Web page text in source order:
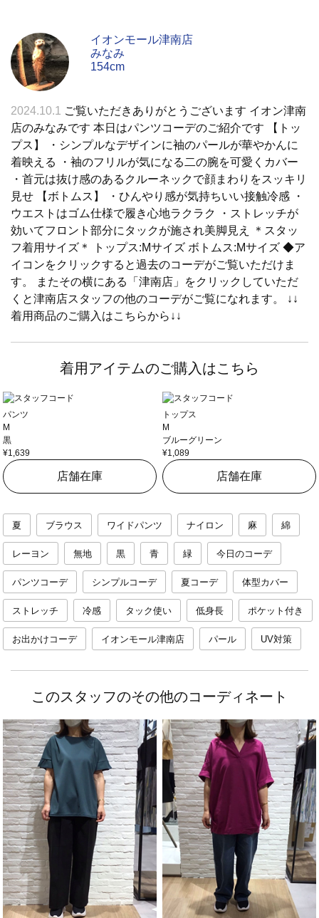
イオンモール津南店
みなみ
154cm
2024.10.1
ご覧いただきありがとうございます イオン津南
店のみなみです 本日はパンツコーデのご紹介です 【トッ
プス】 ・シンプルなデザインに袖のパールが華やかんに
着映える ・袖のフリルが気になる二の腕を可愛くカバー
・首元は抜け感のあるクルーネックで顔まわりをスッキリ
見せ 【ボトムス】 ・ひんやり感が気持ちいい接触冷感 ・
ウエストはゴム仕様で履き心地ラクラク ・ストレッチが
効いてフロント部分にタックが施され美脚見え ＊スタッ
フ着用サイズ＊ トップス:Mサイズ ボトムス:Mサイズ ◆ア
イコンをクリックすると過去のコーデがご覧いただけま
す。 またその横にある「津南店」をクリックしていただ
くと津南店スタッフの他のコーデがご覧になれます。 ↓↓
着用商品のご購入はこちらから↓↓
着用アイテムのご購入はこちら
パンツ
M
黒
¥1,639
店舗在庫
トップス
M
ブルーグリーン
¥1,089
店舗在庫
夏 ブラウス ワイドパンツ ナイロン 麻 綿
レーヨン 無地 黒 青 緑 今日のコーデ
パンツコーデ シンプルコーデ 夏コーデ 体型カバー
ストレッチ 冷感 タック使い 低身長 ポケット付き
お出かけコーデ イオンモール津南店 パール UV対策
このスタッフのその他のコーディネート